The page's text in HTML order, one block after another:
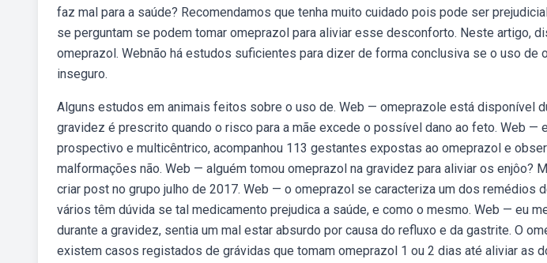
faz mal para a saúde? Recomendamos que tenha muito cuidado pois pode ser
se perguntam se podem tomar omeprazol para aliviar esse desconforto. Neste artigo,
omeprazol. Webnão há estudos suficientes para dizer de forma conclusiva se o uso de
inseguro.
Alguns estudos em animais feitos sobre o uso de. Web — omeprazole está disponível
gravidez é prescrito quando o risco para a mãe excede o possível dano ao feto. Web —
prospectivo e multicêntrico, acompanhou 113 gestantes expostas ao omeprazol e
malformações não. Web — alguém tomou omeprazol na gravidez para aliviar os enjôo?
criar post no grupo julho de 2017. Web — o omeprazol se caracteriza um dos remédios
vários têm dúvida se tal medicamento prejudica a saúde, e como o mesmo. Web — eu
durante a gravidez, sentia um mal estar absurdo por causa do refluxo e da gastrite. O
existem casos registados de grávidas que tomam omeprazol 1 ou 2 dias até aliviar as